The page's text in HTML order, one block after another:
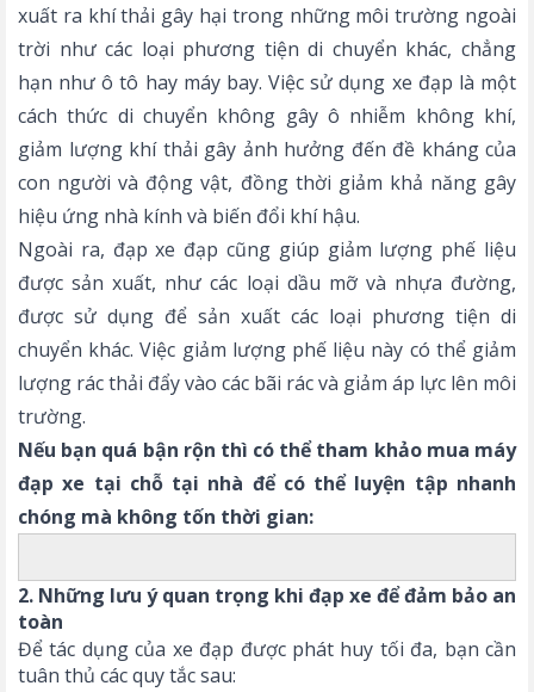
xuất ra khí thải gây hại trong những môi trường ngoài
trời như các loại phương tiện di chuyển khác, chẳng
hạn như ô tô hay máy bay. Việc sử dụng xe đạp là một
cách thức di chuyển không gây ô nhiễm không khí,
giảm lượng khí thải gây ảnh hưởng đến đề kháng của
con người và động vật, đồng thời giảm khả năng gây
hiệu ứng nhà kính và biến đổi khí hậu.
Ngoài ra, đạp xe đạp cũng giúp giảm lượng phế liệu
được sản xuất, như các loại dầu mỡ và nhựa đường,
được sử dụng để sản xuất các loại phương tiện di
chuyển khác. Việc giảm lượng phế liệu này có thể giảm
lượng rác thải đẩy vào các bãi rác và giảm áp lực lên môi
trường.
Nếu bạn quá bận rộn thì có thể tham khảo mua máy
đạp xe tại chỗtại nhà để có thể luyện tập nhanh
chóng mà không tốn thời gian:
2. Những lưu ý quan trọng khi đạp xe để đảm bảo an
toàn
Để tác dụng của xe đạp được phát huy tối đa, bạn cần
tuân thủ các quy tắc sau: